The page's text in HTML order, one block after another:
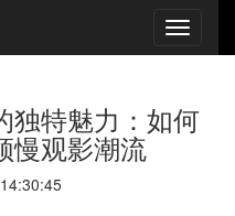
独特魅力：如何
慢观影潮流